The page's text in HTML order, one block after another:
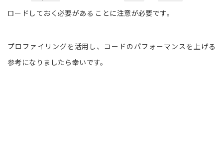
ロードしておく必要がある ことに注意が必要です。
プロファイリングを活用し、コードのパフォーマンスを上げる
参考になりましたら幸いです。